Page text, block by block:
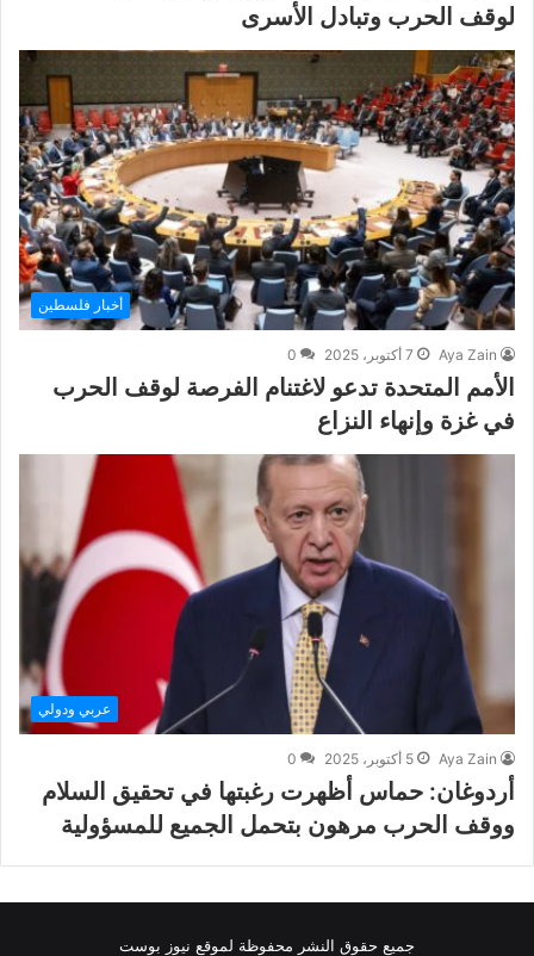
لوقف الحرب وتبادل الأسرى
أخبار فلسطين
Aya Zain 7 أكتوبر، 2025 0
الأمم المتحدة تدعو لاغتنام الفرصة لوقف الحرب
في غزة وإنهاء النزاع
عربي ودولي
Aya Zain 5 أكتوبر، 2025 0
أردوغان: حماس أظهرت رغبتها في تحقيق السلام
ووقف الحرب مرهون بتحمل الجميع للمسؤولية
جميع حقوق النشر محفوظة لموقع نيوز بوست